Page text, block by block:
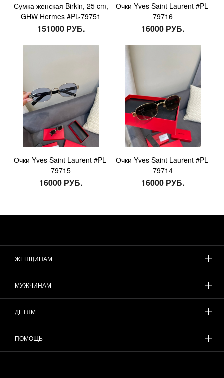
Сумка женская Birkin, 25 cm,
GHW Hermes #PL-79751
151000 РУБ.
Очки Yves Saint Laurent #PL-
79716
16000 РУБ.
Очки Yves Saint Laurent #PL-
79715
16000 РУБ.
Очки Yves Saint Laurent #PL-
79714
16000 РУБ.
ЖЕНЩИНАМ
МУЖЧИНАМ
ДЕТЯМ
ПОМОЩЬ